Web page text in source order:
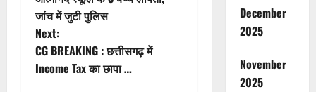
s
t
जांच में जुटी पुलिस
Next:
CG BREAKING : छत्तीसगढ़ में
Income Tax का छापा …
December
2025
November
2025